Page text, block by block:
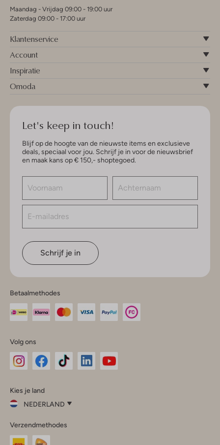
Maandag - Vrijdag 09:00 - 19:00 uur
Zaterdag 09:00 - 17:00 uur
Klantenservice
Account
Inspiratie
Omoda
Let's keep in touch!
Blijf op de hoogte van de nieuwste items en exclusieve
deals, speciaal voor jou. Schrijf je in voor de nieuwsbrief
en maak kans op € 150,- shoptegoed.
Schrijf je in
Betaalmethodes
Volg ons
InstagramFacebook
Kies je land
NEDERLAND
je
land
Verzendmethodes